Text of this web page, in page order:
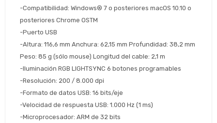
-Compatibilidad: Windows® 7 o posteriores macOS 10.10 o
posteriores Chrome OSTM
-Puerto USB
-Altura: 116,6 mm Anchura: 62,15 mm Profundidad: 38,2 mm
Peso: 85 g (sólo mouse) Longitud del cable: 2,1 m
-Iluminación RGB LIGHTSYNC 6 botones programables
-Resolución: 200 / 8.000 dpi
-Formato de datos USB: 16 bits/eje
-Velocidad de respuesta USB: 1.000 Hz (1 ms)
-Microprocesador: ARM de 32 bits
Fecha de nacimiento
Día Mes Año
Continuar
Volver al inicio
Elegí tus productos preferidos
Seleccioná Pago Después como metodo
de pago
Parece que no tenes oferta, lamentamos
el inconveniente, por cualquier duda
contactanos en
preguntas@pagodespues.com.uy
¡Algo salió mal!
Por favor intenta nuevamente mas tarde.